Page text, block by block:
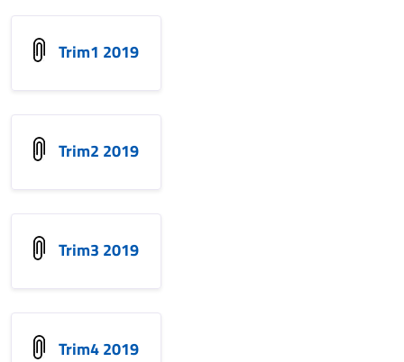
Trim1 2019
Trim2 2019
Trim3 2019
Trim4 2019